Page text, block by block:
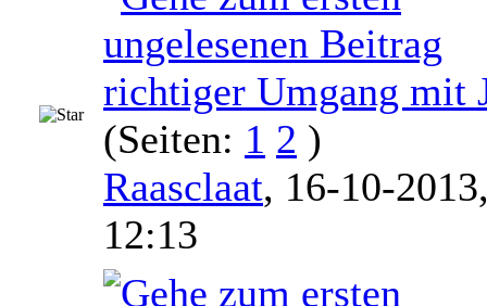
richtiger Umgang mit
(Seiten: 1 2 )
Raasclaat, 16-10-
12:13